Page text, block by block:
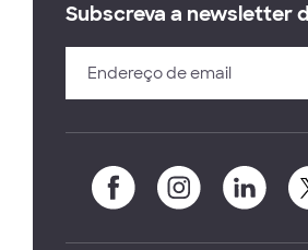
Subscreva a newsletter